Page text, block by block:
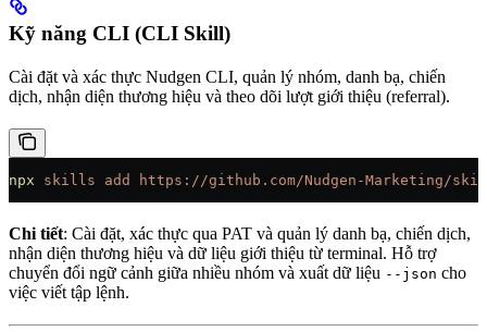
Kỹ năng CLI (CLI Skill)
Cài đặt và xác thực Nudgen CLI, quản lý nhóm, danh bạ, chiến
dịch, nhận diện thương hiệu và theo dõi lượt giới thiệu (referral).
npx skills add https://github.com/Nudgen-Marketing/
Chi tiết: Cài đặt, xác thực qua PAT và quản lý danh bạ, chiến dịch,
nhận diện thương hiệu và dữ liệu giới thiệu từ terminal. Hỗ trợ
chuyển đổi ngữ cảnh giữa nhiều nhóm và xuất dữ liệu --json cho
việc viết tập lệnh.